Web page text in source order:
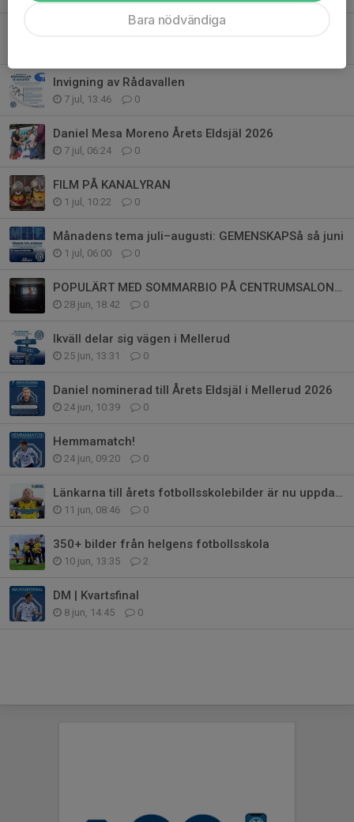
KOMMANDE FILMER PÅ CENTRUMSALONGEN
Invigning av Rådavallen
7 jul, 13:46 0
Daniel Mesa Moreno Årets Eldsjäl 2026
7 jul, 06:24 0
FILM PÅ KANALYRAN
1 jul, 10:22 0
Månadens tema juli–augusti: GEMENSKAPSå så juni
1 jul, 06:00 0
POPULÄRT MED SOMMARBIO PÅ CENTRUMSALONGEN
28 jun, 18:42 0
Ikväll delar sig vägen i Mellerud
25 jun, 13:31 0
Daniel nominerad till Årets Eldsjäl i Mellerud 2026
24 jun, 10:39 0
Hemmamatch!
24 jun, 09:20 0
Länkarna till årets fotbollsskolebilder är nu uppdaterade
11 jun, 08:46 0
350+ bilder från helgens fotbollsskola
10 jun, 13:35 2
DM | Kvartsfinal
8 jun, 14:45 0
Bara nödvändiga